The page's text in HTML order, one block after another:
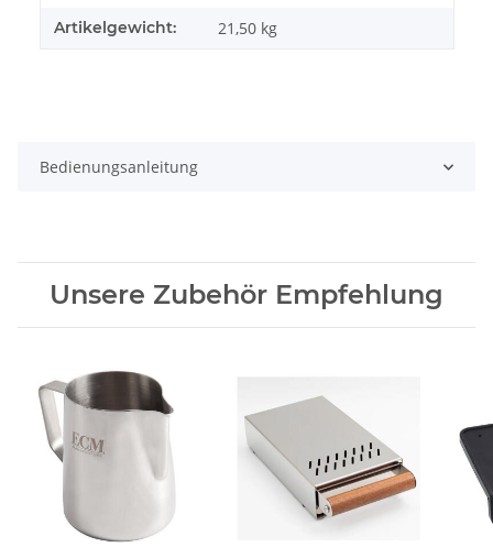
Artikelgewicht: 21,50 kg
Bedienungsanleitung
Unsere Zubehör Empfehlung